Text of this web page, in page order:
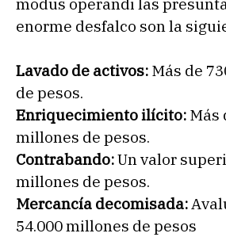
modus operandi las
enorme desfalco son la
Lavado de activos: Más de
de pesos.
Enriquecimiento ilícito: Más
millones de pesos.
Contrabando:Un valor
millones de pesos.
Mercancía decomisada:
54.000 millones de pesos